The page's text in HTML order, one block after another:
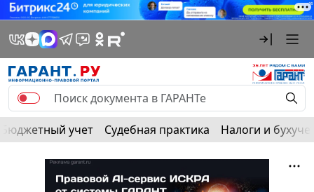
Бюджетный учет Судебная практика Налоги и